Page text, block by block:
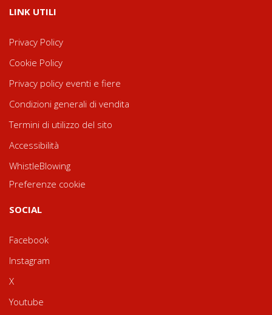
LINK UTILI
Privacy Policy
Cookie Policy
Privacy policy eventi e fiere
Condizioni generali di vendita
Termini di utilizzo del sito
Accessibilità
WhistleBlowing
Preferenze cookie
SOCIAL
Facebook
Instagram
X
Youtube